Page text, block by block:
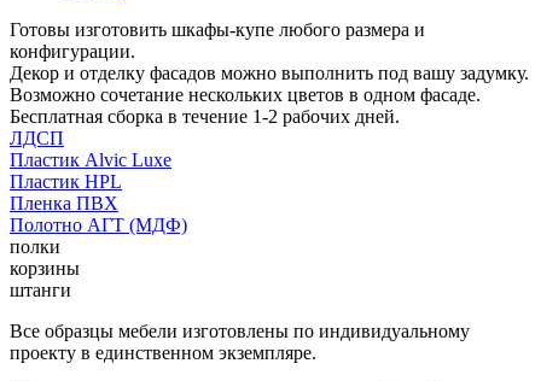
Готовы изготовить шкафы-купе любого размера и
конфигурации.
Декор и отделку фасадов можно выполнить под вашу задумку.
Возможно сочетание нескольких цветов в одном фасаде.
Бесплатная сборка в течение 1-2 рабочих дней.
ЛДСП
Пластик Alvic Luxe
Пластик HPL
Пленка ПВХ
Полотно АГТ (МДФ)
полки
корзины
штанги
Все образцы мебели изготовлены по индивидуальному
проекту в единственном экземпляре.